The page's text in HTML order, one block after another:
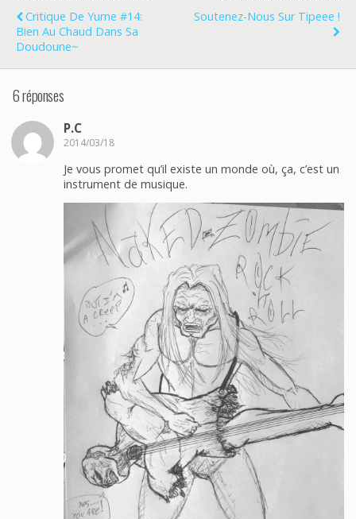
Critique De Yume #14:
Bien Au Chaud Dans Sa
Doudoune~
Soutenez-Nous Sur Tipeee !
6 réponses
P.C
2014/03/18
Je vous promet qu’il existe un monde où, ça, c’est un
instrument de musique.